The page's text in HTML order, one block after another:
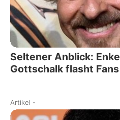
Seltener Anblick:
Gottschalk flasht Fans
Artikel -